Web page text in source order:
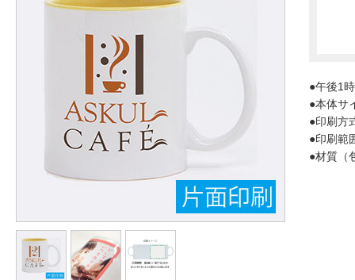
●午後1
●本体サ
●印刷方
●印刷範
●材質（